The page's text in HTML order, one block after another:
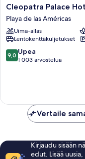
Cleopatra
Palace
Hotel
Playa
de
las
Américas
Cleopatra Palace
Playa de las Américas
Uima-allas
Lentokenttäkuljetukset
9.0
kautta
9,0 Upea
1 003 arvostelua
Vertaile
Kirjaudu sisään
edut. Lisää